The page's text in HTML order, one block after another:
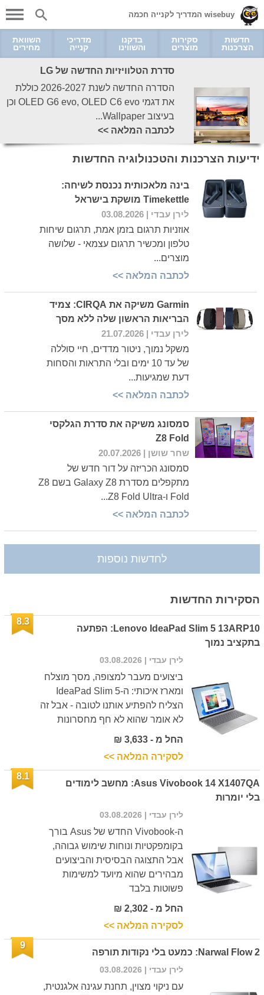
wisebuy המדריך לקנייה חכמה
חדשות
הצרכנות
סקירות
מוצרים
בדקנו
והשווינו
מדריכי
קנייה
השוואת
מחירים
סדרת הטלוויזיות החדשה של LG
הסדרה החדשה לשנת 2026-2027 כוללת
את דגמי OLED G6 evo, OLED C6 evo וכן
בעיצוב Wallpaper...
לכתבה המלאה >>
ידיעות הצרכנות והטכנולוגיה החדשות
בינה מלאכותית נכנסת לשיחה:
Timekettle מושקת בישראל
לירן עבדי | 03.08.2026
אוזניות תרגום בזמן אמת, תרגום שיחות
טלפון ומכשיר תרגום עצמאי - שלושה
מוצרים...
לכתבה המלאה >>
Garmin משיקה את CIRQA: צמיד
הבריאות הראשון שלה ללא מסך
לירן עבדי | 21.07.2026
משקל נמוך, ניטור מדדים, חיי סוללה
של עד 10 ימים ובלי התראות והסחות
דעת שמגיעות...
לכתבה המלאה >>
סמסונג משיקה את סדרת הגלקסי
Z8 Fold
שחר שושן | 20.07.2026
סמסונג הכריזה על דור חדש של
מתקפלים מסדרת Galaxy Z8 בשם Z8
Fold ו-Z8 Fold Ultra...
לכתבה המלאה >>
לחדשות נוספות
הסקירות החדשות
Lenovo IdeaPad Slim 5 13ARP10: הפתעה
בתקציב נמוך
8.3
לירן עבדי | 03.08.2026
ביצועים מעבר למצופה, מסך מוצלח
ומארז איכותי: ה-IdeaPad Slim 5
הצליח להפתיע אותנו לטובה - אבל זה
לא אומר שהוא לא חף מחסרונות
החל מ - 3,633 ₪
לסקירה המלאה >>
Asus Vivobook 14 X1407QA: מחשב לימודים
בלי יומרות
8.1
לירן עבדי | 03.08.2026
ה-Vivobook החדש של Asus בורך
בקומפקטיות ונוחות שימוש גבוהה,
אבל התצוגה הבסיסית והביצועים
מבהירים שהוא מיועד למשימות
פשוטות בלבד
החל מ - 2,302 ₪
לסקירה המלאה >>
Narwal Flow 2: כמעט בלי נקודות תורפה
9
לירן עבדי | 03.08.2026
עם ניקוי מצוין, תחנת עגינה אלגנטית,